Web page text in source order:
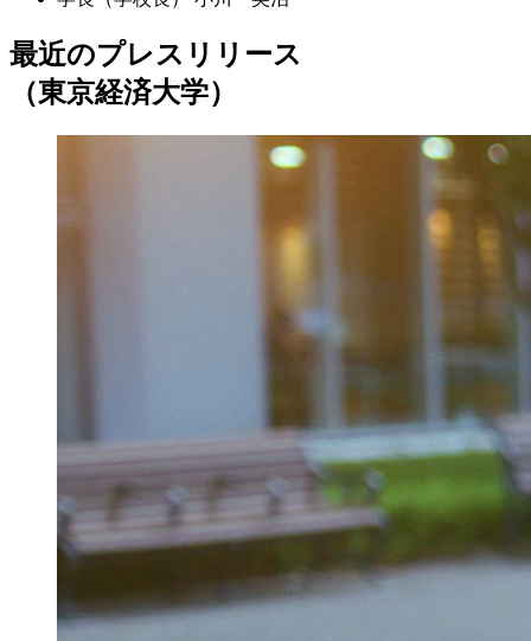
最近のプレスリリース
（東京経済大学）